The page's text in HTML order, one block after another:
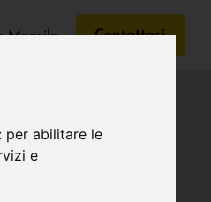
per abilitare le
e
Mensile Contattaci